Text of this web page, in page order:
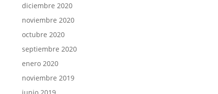
diciembre 2020
noviembre 2020
octubre 2020
septiembre 2020
enero 2020
noviembre 2019